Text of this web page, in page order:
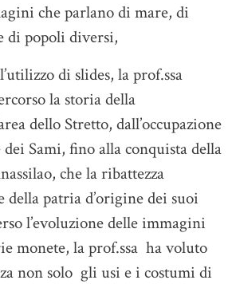
che parlano di mare, di
di popoli diversi,
di slides, la prof.ssa
la storia della
dello Stretto, dall’occupazione
Sami, fino alla conquista della
che la ribattezza
della patria d’origine dei suoi
l’evoluzione delle immagini
monete, la prof.ssa ha voluto
non solo gli usi e i costumi di